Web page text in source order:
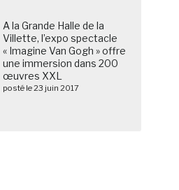
A la Grande Halle de la
Villette, l’expo spectacle
« Imagine Van Gogh » offre
une immersion dans 200
œuvres XXL
posté le 23 juin 2017